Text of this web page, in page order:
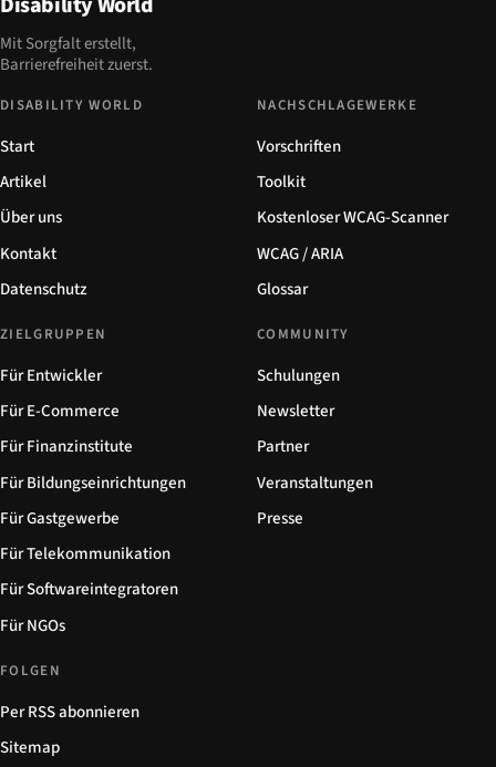
Mit Sorgfalt erstellt,
Barrierefreiheit zuerst.
DISABILITY WORLD
Start
Artikel
Über uns
Kontakt
Datenschutz
NACHSCHLAGEWERKE
Vorschriften
Toolkit
Kostenloser WCAG-Scanner
WCAG / ARIA
Glossar
ZIELGRUPPEN
Für Entwickler
Für E-Commerce
Für Finanzinstitute
Für Bildungseinrichtungen
Für Gastgewerbe
Für Telekommunikation
Für Softwareintegratoren
Für NGOs
COMMUNITY
Schulungen
Newsletter
Partner
Veranstaltungen
Presse
FOLGEN
Per RSS abonnieren
Sitemap